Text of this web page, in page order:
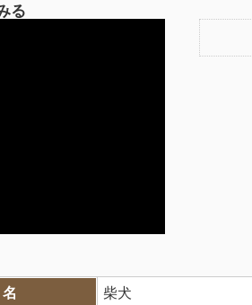
る
柴犬